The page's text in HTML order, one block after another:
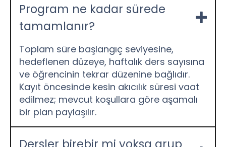
Program ne kadar sürede
tamamlanır?
Toplam süre başlangıç seviyesine,
hedeflenen düzeye, haftalık ders sayısına
ve öğrencinin tekrar düzenine bağlıdır.
Kayıt öncesinde kesin akıcılık süresi vaat
edilmez; mevcut koşullara göre aşamalı
bir plan paylaşılır.
Dersler birebir mi yoksa grup